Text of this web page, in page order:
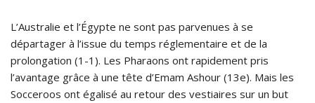
L’Australie et l’Égypte ne sont pas parvenues à se
départager à l’issue du temps réglementaire et de la
prolongation (1-1). Les Pharaons ont rapidement pris
l’avantage grâce à une tête d’Emam Ashour (13e). Mais les
Socceroos ont égalisé au retour des vestiaires sur un but